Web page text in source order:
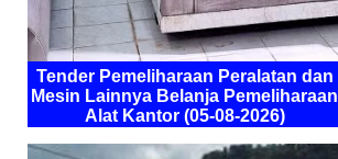
Tender Pemeliharaan Peralatan dan
Mesin Lainnya Belanja Pemeliharaan
Alat Kantor (05-08-2026)